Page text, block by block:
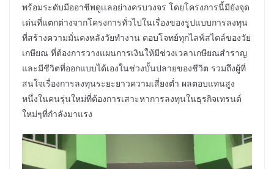
พร้อมระดับมืออาชีพดูเเลอย่างครบวงจร โดยโครงการนี้มียังจุด
เด่นที่แตกต่างจากโครงการทั่วไปในเรื่องของรูปแบบการลงทุน
ที่สร้างความมั่นคงหลังวัยทำงาน ตอบโจทย์ทุกไลฟ์สไตล์ของวัย
เกษียณ ที่ต้องการวางแผนการเงินให้มีช่วงเวลาเกษียณสำราญ
และมีชีวิตที่ออกแบบได้เองในช่วงบั้นปลายของชีวิต รวมถึงผู้ที่
สนใจเรื่องการลงทุนระยะยาวความเสี่ยงต่ำ ผลตอบแทนสูง
หนึ่งในคนรุ่นใหม่ที่ต้องการเสาะหาการลงทุนในธุรกิจเทรนด์
ใหม่ๆที่กำลังมาแรง